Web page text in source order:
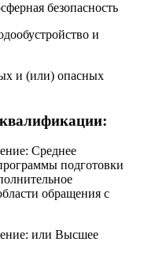
безопасность
и
и (или) опасных
Среднее
подготовки
обращения с
или Высшее